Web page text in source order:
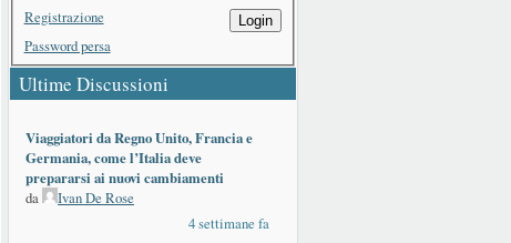
Login
Registrazione
Password persa
Ultime Discussioni
Viaggiatori da Regno Unito, Francia e
Germania, come l’Italia deve
prepararsi ai nuovi cambiamenti
da
Ivan De Rose
4 settimane fa